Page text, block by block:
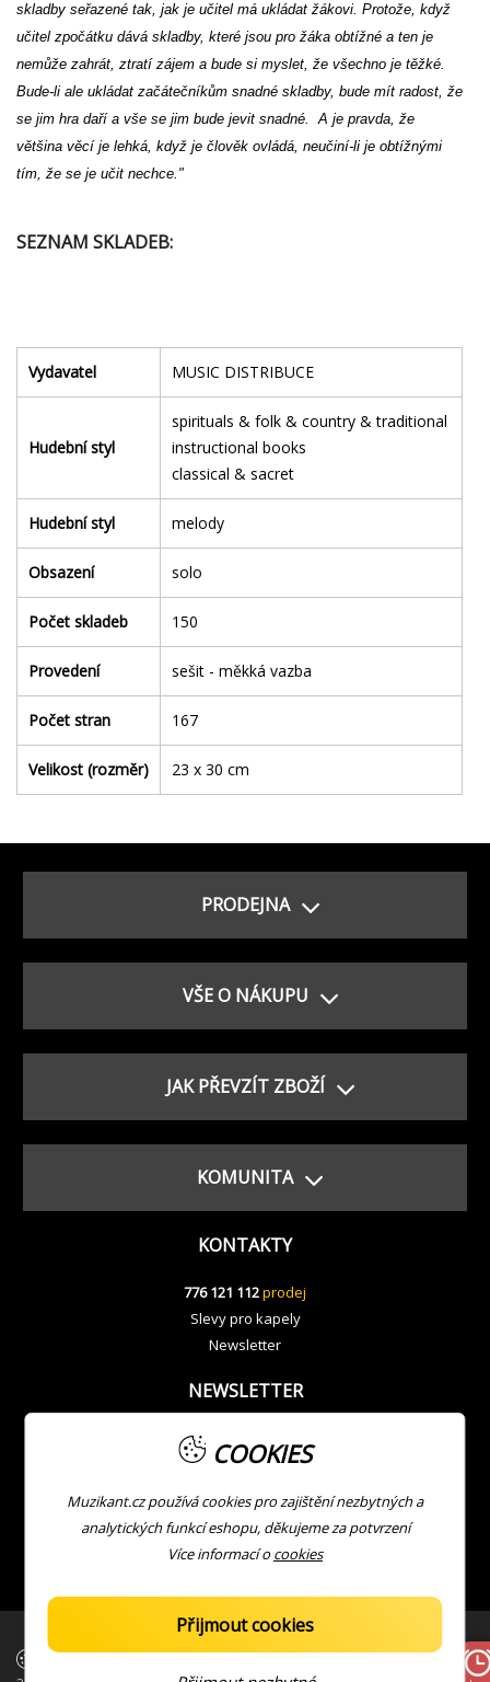
skladby seřazené tak, jak je učitel má ukládat žákovi. Protože, když
učitel zpočátku dává skladby, které jsou pro žáka obtížné a ten je
nemůže zahrát, ztratí zájem a bude si myslet, že všechno je těžké.
Bude-li ale ukládat začátečníkům snadné skladby, bude mít radost, že
se jim hra daří a vše se jim bude jevit snadné. A je pravda, že
většina věcí je lehká, když je člověk ovládá, neučiní-li je obtížnými
tím, že se je učit nechce."
SEZNAM SKLADEB:
Vydavatel MUSIC DISTRIBUCE
Hudební styl
spirituals & folk & country & traditional
instructional books
classical & sacret
Hudební styl melody
Obsazení solo
Počet skladeb 150
Provedení sešit - měkká vazba
Počet stran 167
Velikost (rozměr) 23 x 30 cm
PRODEJNA
VŠE O NÁKUPU
JAK PŘEVZÍT ZBOŽÍ
KOMUNITA
KONTAKTY
776 121 112prodej
Slevy pro kapely
Newsletter
NEWSLETTER
| Copyright © Muzikant
Developed with ❤ by JV
COOKIES
Muzikant.cz používá cookies pro zajištění nezbytných a
analytických funkcí eshopu, děkujeme za potvrzení
Více informací ocookies
Přijmout cookies